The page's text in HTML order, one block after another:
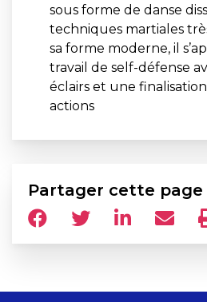
sous forme de danse
techniques martiales
sa forme moderne, il
travail de self-défense
éclairs et une
actions
Partager cette page